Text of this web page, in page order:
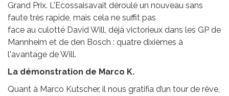
Grand Prix. L'Ecossaisavait déroulé un nouveau sans
faute très rapide, mais cela ne suffit pas
face au culotté David Will, déjà victorieux dans les GP de
Mannheim et de den Bosch : quatre dixièmes à
l'avantage de Will.
La démonstration de Marco K.
Quant à Marco Kutscher, il nous gratifia d’un tour de rêve,